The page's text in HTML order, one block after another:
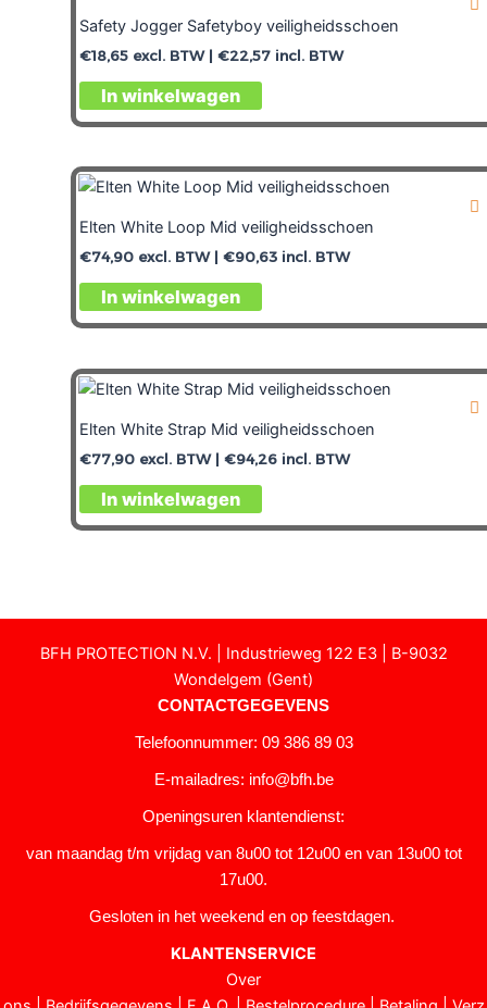
Safety Jogger Safetyboy veiligheidsschoen
€18,65 excl. BTW | €22,57 incl. BTW
In winkelwagen
Elten White Loop Mid veiligheidsschoen
€74,90 excl. BTW | €90,63 incl. BTW
In winkelwagen
Elten White Strap Mid veiligheidsschoen
€77,90 excl. BTW | €94,26 incl. BTW
In winkelwagen
BFH PROTECTION N.V. | Industrieweg 122 E3 | B-9032
Wondelgem (Gent)
CONTACTGEGEVENS
Telefoonnummer: 09 386 89 03
E-mailadres: info@bfh.be
Openingsuren klantendienst:
van maandag t/m vrijdag van 8u00 tot 12u00 en van 13u00 tot
17u00.
Gesloten in het weekend en op feestdagen.
KLANTENSERVICE
Over